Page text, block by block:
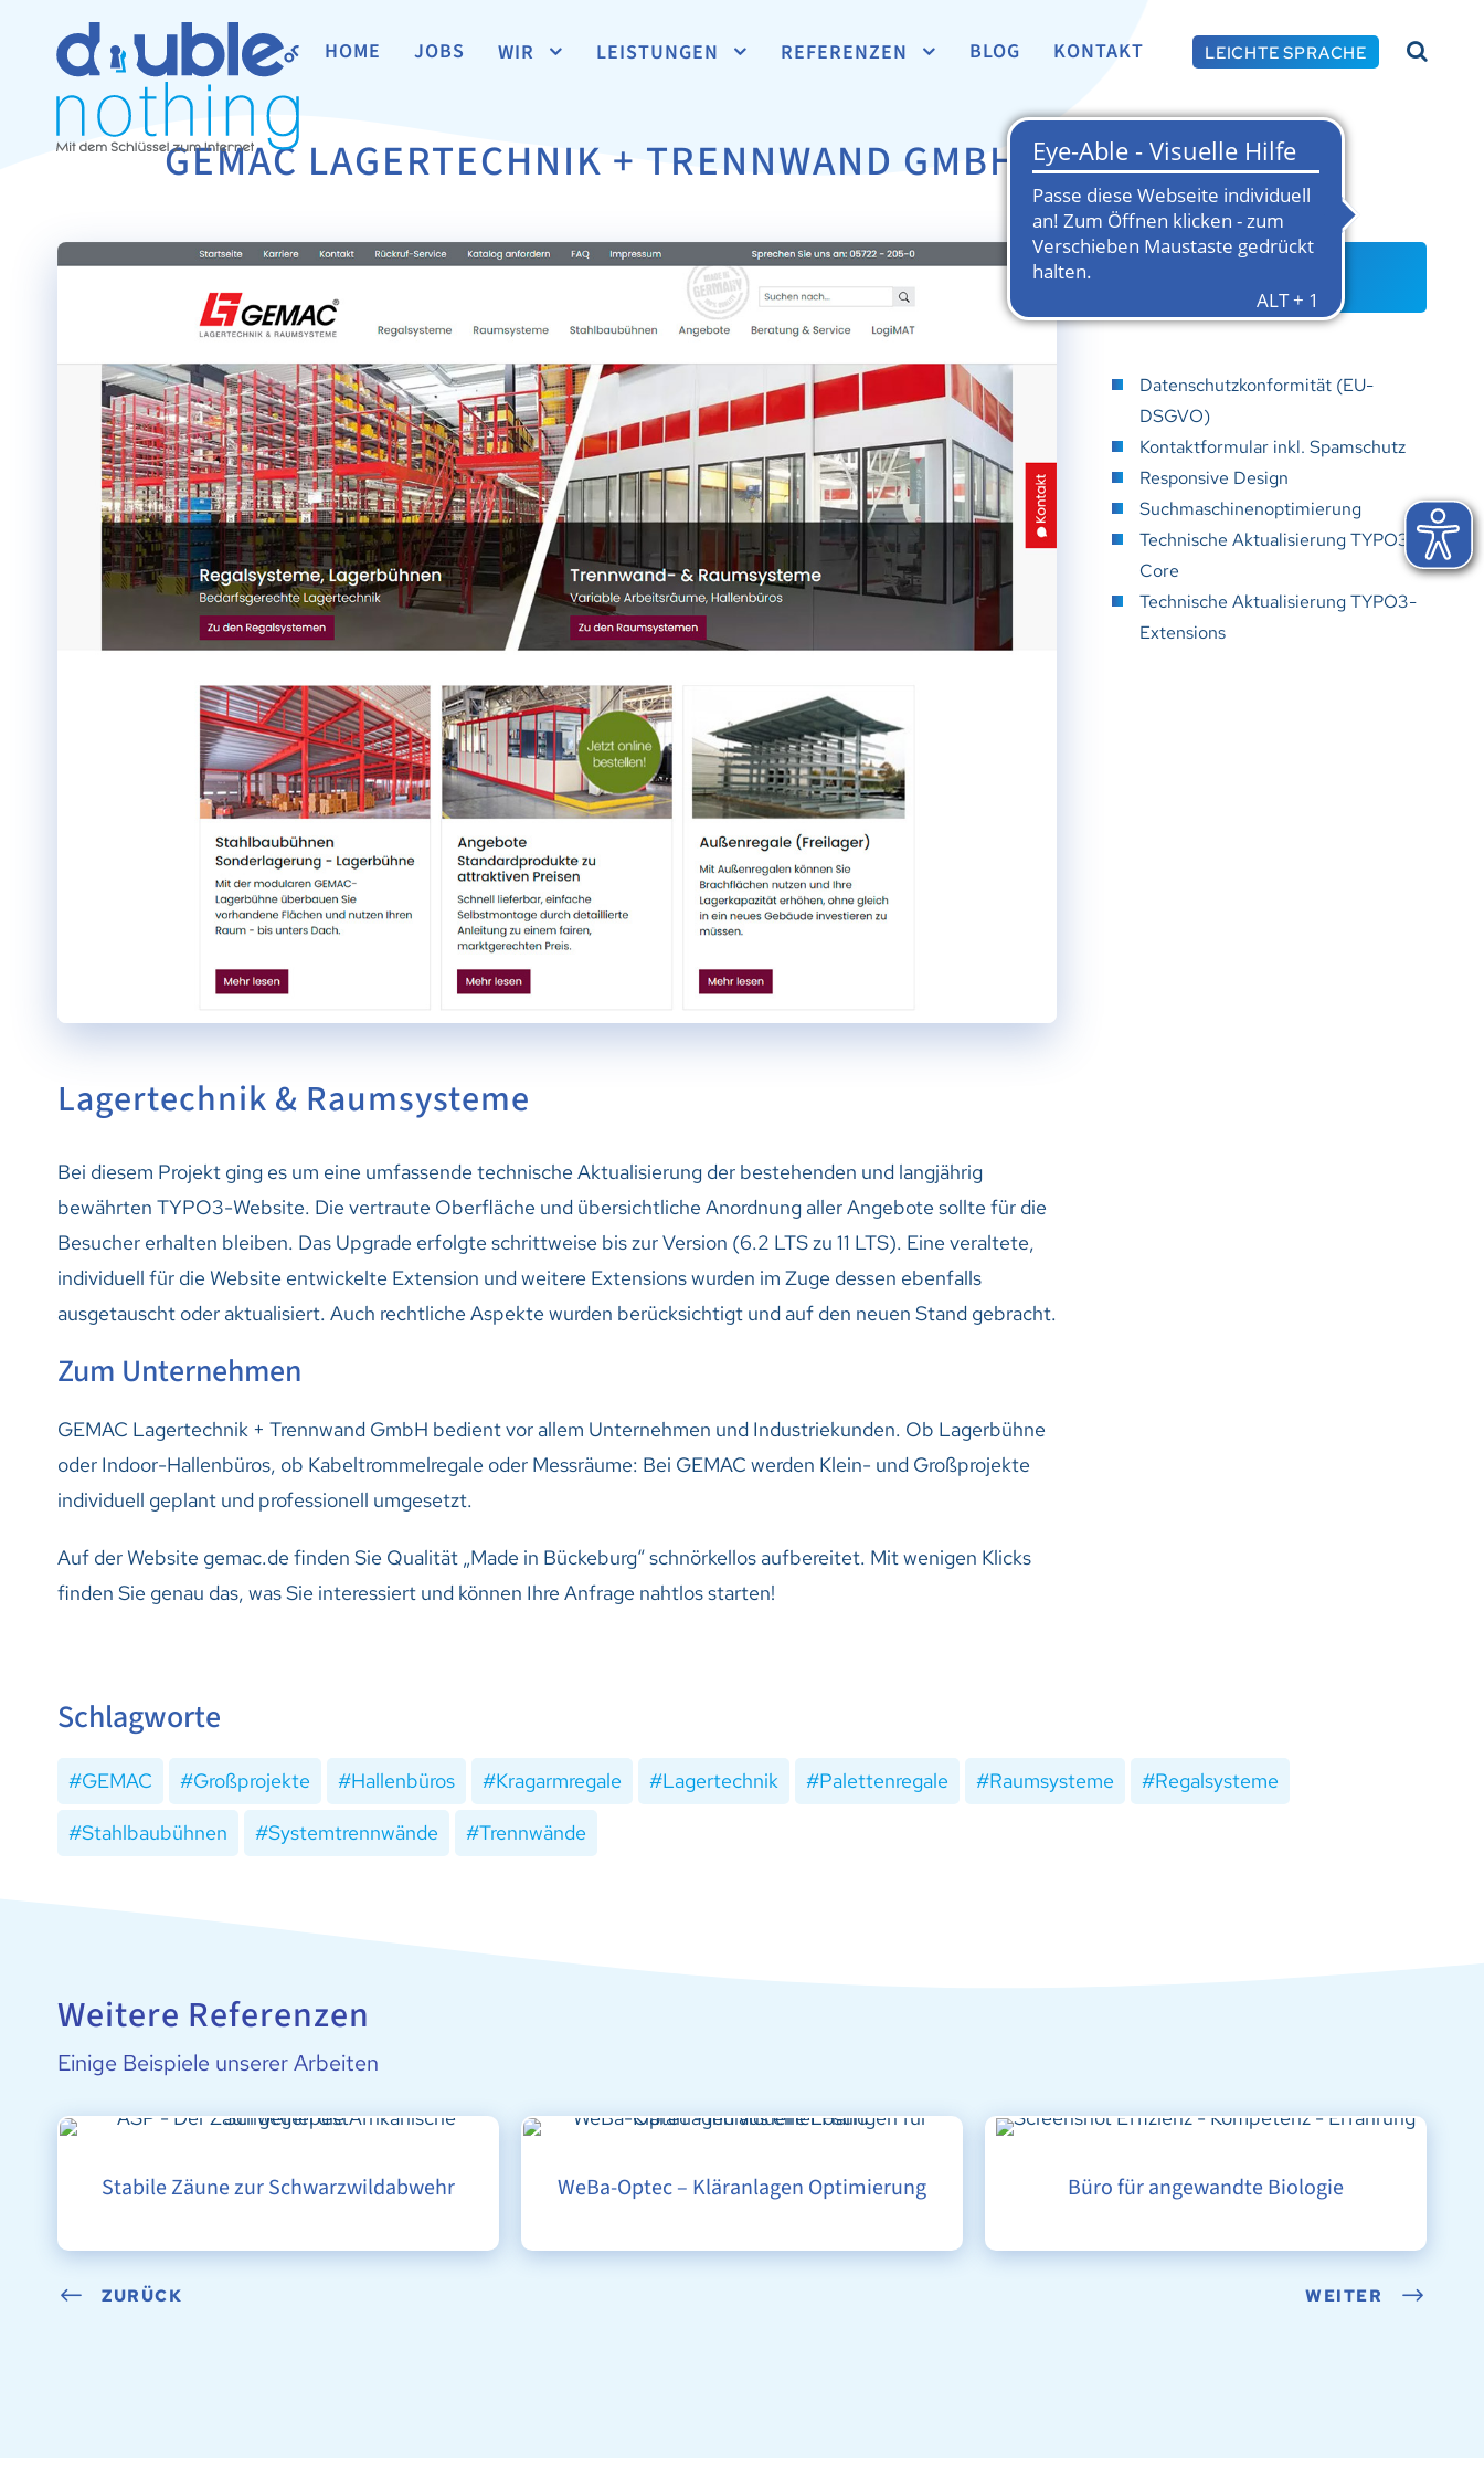
HOME JOBS WIR LEISTUNGEN REFERENZEN BLOG KONTAKT LEICHTE SPRACHE
GEMAC LAGERTECHNIK + TRENNWAND GMBH IN BÜCKEBURG
Lagertechnik & Raumsysteme
Bei diesem Projekt ging es um eine umfassende technische Aktualisierung der bestehenden und langjährig
bewährten TYPO3-Website. Die vertraute Oberfläche und übersichtliche Anordnung aller Angebote sollte für die
Besucher erhalten bleiben. Das Upgrade erfolgte schrittweise bis zur Version (6.2 LTS zu 11 LTS). Eine veraltete,
individuell für die Website entwickelte Extension und weitere Extensions wurden im Zuge dessen ebenfalls
ausgetauscht oder aktualisiert. Auch rechtliche Aspekte wurden berücksichtigt und auf den neuen Stand gebracht.
Zum Unternehmen
GEMAC Lagertechnik + Trennwand GmbH bedient vor allem Unternehmen und Industriekunden. Ob Lagerbühne
oder Indoor-Hallenbüros, ob Kabeltrommelregale oder Messräume: Bei GEMAC werden Klein- und Großprojekte
individuell geplant und professionell umgesetzt.
Auf der Website gemac.de finden Sie Qualität „Made in Bückeburg“ schnörkellos aufbereitet. Mit wenigen Klicks
finden Sie genau das, was Sie interessiert und können Ihre Anfrage nahtlos starten!
Datenschutzkonformität (EU-
DSGVO)
Kontaktformular inkl. Spamschutz
Responsive Design
Suchmaschinenoptimierung
Technische Aktualisierung TYPO3-
Core
Technische Aktualisierung TYPO3-
Extensions
Schlagworte
GEMAC Großprojekte Hallenbüros Kragarmregale Lagertechnik Palettenregale Raumsysteme Regalsysteme
Stahlbaubühnen Systemtrennwände Trennwände
Weitere Referenzen
Einige Beispiele unserer Arbeiten
STABILE ZÄUNE ZUR SCHWARZWILDABWEHR
Stabile Zäune zur Schwarzwildabwehr
WEBA-OPTEC – KLÄRANLAGEN OPTIMIERUNG
WeBa-Optec – Kläranlagen Optimierung
BÜRO FÜR ANGEWANDTE BIOLOGIE
Büro für angewandte Biologie
ZURÜCK WEITER